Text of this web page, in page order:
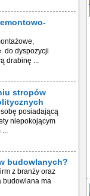
do dyspozycji
drabinę ...
stropów
posiadającą
niepokojącym
budowlanych?
z branży oraz
budowlana ma